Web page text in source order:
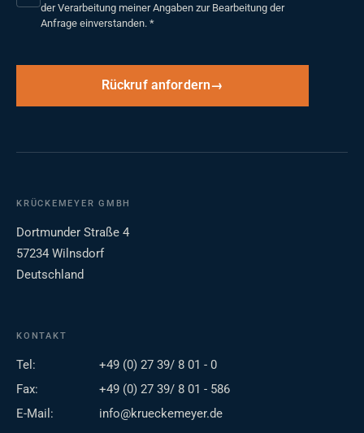
der Verarbeitung meiner Angaben zur Bearbeitung der
Anfrage einverstanden. *
Rückruf anfordern
KRÜCKEMEYER GMBH
Dortmunder Straße 4
57234 Wilnsdorf
Deutschland
KONTAKT
Tel:
+49 (0) 27 39/ 8 01 - 0
Fax:
+49 (0) 27 39/ 8 01 - 586
E-Mail:
info@krueckemeyer.de